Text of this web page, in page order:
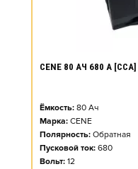
CENE 80 АЧ 680 А
Ёмкость: 80 Ач
Марка: CENE
Полярность: Обратная
Пусковой ток: 680
Вольт: 12